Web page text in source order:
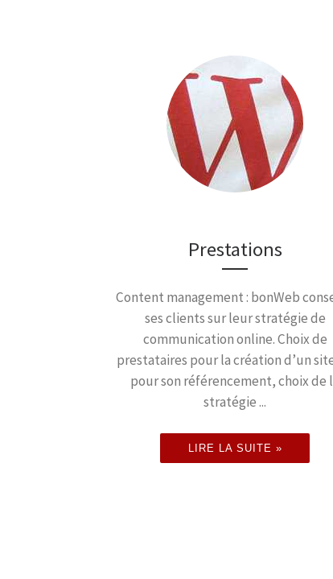
Prestations
Content management : bonWeb
ses clients sur leur stratégie de
communication online. Choix de
prestataires pour la création d’un
pour son référencement, choix de
stratégie ...
LIRE LA SUITE »